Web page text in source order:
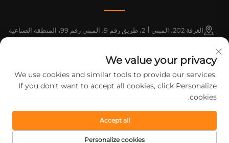
الغرفة 202، المبنى أ-2، طريق رقم 9، المبنى رقم 99، المنطقة الصناعية
+86-18925142858
[email protected]
حقوق الطبع والنشر © ٢٠٢٦ شركة قوانغتشو شونهونغ للطباعة المحدودة. جميع
الحقوق محفوظة.سياسة الخصوصية
We value your privacy
We use cookies and similar tools to provide our services.
If you don't want to accept all cookies, click Personalize
cookies.
Personalize cookies
Accept all